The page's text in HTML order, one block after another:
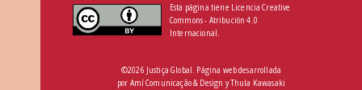
Esta página tiene Licencia Creative
Commons - Atribución 4.0
Internacional.
©2026 Justiça Global. Página web desarrollada
por Amí Comunicação & Design yThula Kawasaki